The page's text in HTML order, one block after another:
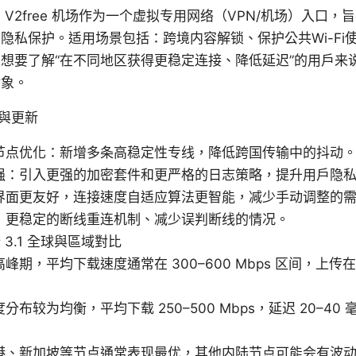
V2free 机场作为一个虚拟专用网络（VPN/机场）入口，
私保护。适用场景包括：跨境内容解锁、保护公共Wi-Fi
要了解“在不同地区获得更稳定连接、降低延迟”的用户
。
更新
点优化：新增多条高稳定性专线，降低跨国传输中的抖动。
：引入更强的加密套件和更严格的日志策略，提升用户隐
面更友好，连接速度自适应算法更智能，减少手动调整的
稳定的断线重连机制、减少误判断线的情况。
全球與區域對比
峰期，平均下载速度通常在 300–600 Mbps 区间，上传
分布较为均衡，平均下载 250–500 Mbps，延迟 20–40
、新加坡等节点通常表现最优，其他内陆节点可能会有波